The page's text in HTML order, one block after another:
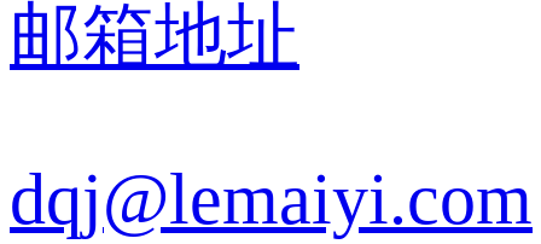
邮箱地址
dqj@lemaiyi.com